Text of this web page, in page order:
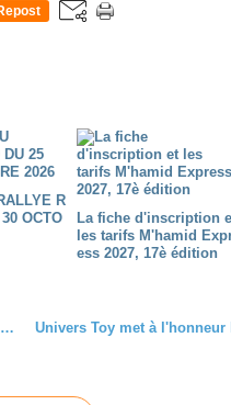
R
OCTO
La fiche d'inscription
les tarifs M'hamid
ess 2027, 17è édition
2 nouveaux articles sur le M'hamid Express 2015, Le Monde du Quad et TT mag